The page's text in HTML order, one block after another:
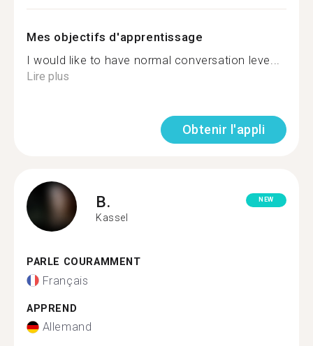
Mes objectifs d'apprentissage
I would like to have normal conversation leve...
Lire plus
Obtenir l'appli
B.
Kassel
NEW
PARLE COURAMMENT
Français
APPREND
Allemand